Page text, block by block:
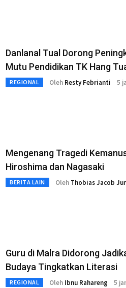
Danlanal Tual Dorong
Mutu Pendidikan TK Hang
REGIONAL Oleh Resty Febrianti 5
Mengenang Tragedi
Hiroshima dan Nagasaki
BERITA LAIN Oleh Thobias Jacob
Guru di Malra Didorong
Budaya Tingkatkan Literasi
REGIONAL Oleh Ibnu Rahareng 5